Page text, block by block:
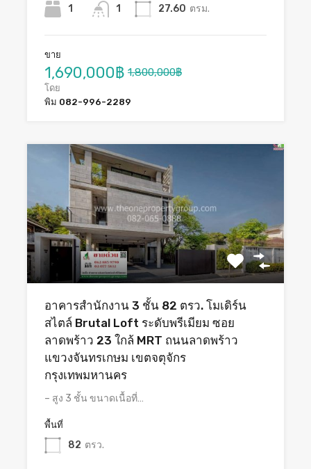
1 1 27.60 ตรม.
ขาย
1,690,000฿ 1,800,000฿
โดย
พิม 082-996-2289
อาคารสำนักงาน 3 ชั้น 82 ตรว. โมเดิร์น
สไตล์ Brutal Loft ระดับพรีเมียม ซอย
ลาดพร้าว 23 ใกล้ MRT ถนนลาดพร้าว
แขวงจันทรเกษม เขตจตุจักร
กรุงเทพมหานคร
– สูง 3 ชั้น ขนาดเนื้อที่…
พื้นที่
82 ตรว.